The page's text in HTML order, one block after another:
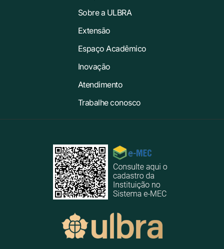
Sobre a ULBRA
Extensão
Espaço Acadêmico
Inovação
Atendimento
Trabalhe conosco